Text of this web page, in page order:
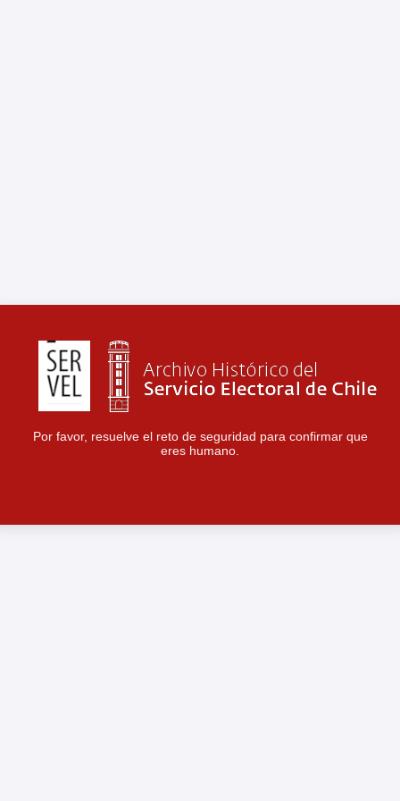
Por favor, resuelve el reto de seguridad para confirmar que
eres humano.